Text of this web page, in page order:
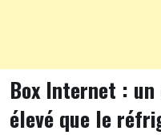
Box Internet :
élevé que le